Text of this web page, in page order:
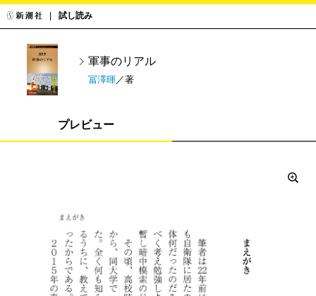
試し読み
軍事のリアル
冨澤暉 ／著
プレビュー